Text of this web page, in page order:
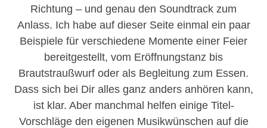
Richtung – und genau den Soundtrack zum
Anlass. Ich habe auf dieser Seite einmal ein paar
Beispiele für verschiedene Momente einer Feier
bereitgestellt, vom Eröffnungstanz bis
Brautstraußwurf oder als Begleitung zum Essen.
Dass sich bei Dir alles ganz anders anhören kann,
ist klar. Aber manchmal helfen einige Titel-
Vorschläge den eigenen Musikwünschen auf die